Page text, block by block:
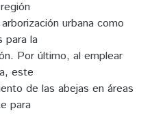
urbana como
para la
Por último, al emplear
este
de las abejas en áreas
para